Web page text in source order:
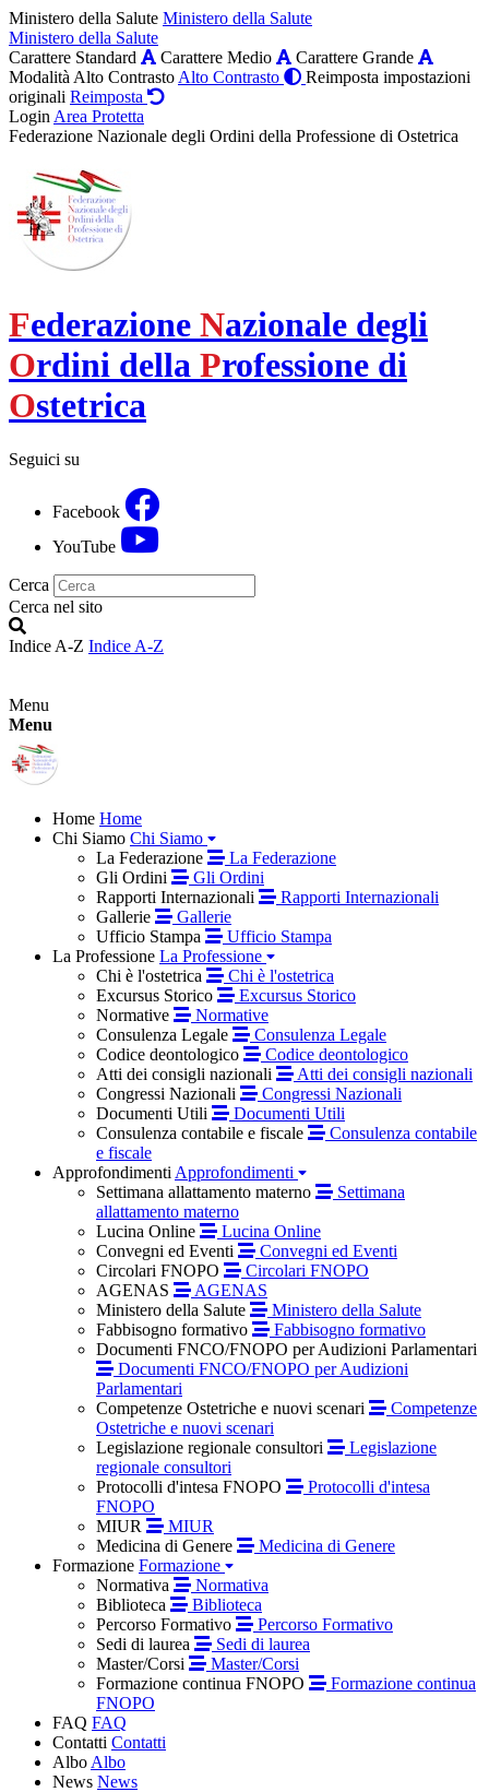
Ministero della Salute Ministero della Salute
Ministero della Salute
Carattere Standard
Carattere Medio
Carattere Grande
Modalità Alto Contrasto Alto Contrasto
Reimposta impostazioni
originali Reimposta
Login Area Protetta
Federazione Nazionale degli Ordini della Professione di Ostetrica
Federazione Nazionale degli
Ordini della Professione di
Ostetrica
Seguici su
Facebook
YouTube
Cerca
Cerca nel sito
Indice A-Z Indice A-Z
Menu
Menu
Home Home
Chi Siamo Chi Siamo
La Federazione
La Federazione
Gli Ordini
Gli Ordini
Rapporti Internazionali
Rapporti Internazionali
Gallerie
Gallerie
Ufficio Stampa
Ufficio Stampa
La Professione La Professione
Chi è l'ostetrica
Chi è l'ostetrica
Excursus Storico
Excursus Storico
Normative
Normative
Consulenza Legale
Consulenza Legale
Codice deontologico
Codice deontologico
Atti dei consigli nazionali
Atti dei consigli nazionali
Congressi Nazionali
Congressi Nazionali
Documenti Utili
Documenti Utili
Consulenza contabile e fiscale
Consulenza contabile
e fiscale
Approfondimenti Approfondimenti
Settimana allattamento materno
Settimana
allattamento materno
Lucina Online
Lucina Online
Convegni ed Eventi
Convegni ed Eventi
Circolari FNOPO
Circolari FNOPO
AGENAS
AGENAS
Ministero della Salute
Ministero della Salute
Fabbisogno formativo
Fabbisogno formativo
Documenti FNCO/FNOPO per Audizioni Parlamentari
Documenti FNCO/FNOPO per Audizioni
Parlamentari
Competenze Ostetriche e nuovi scenari
Competenze
Ostetriche e nuovi scenari
Legislazione regionale consultori
Legislazione
regionale consultori
Protocolli d'intesa FNOPO
Protocolli d'intesa
FNOPO
MIUR
MIUR
Medicina di Genere
Medicina di Genere
Formazione Formazione
Normativa
Normativa
Biblioteca
Biblioteca
Percorso Formativo
Percorso Formativo
Sedi di laurea
Sedi di laurea
Master/Corsi
Master/Corsi
Formazione continua FNOPO
Formazione continua
FNOPO
FAQ FAQ
Contatti Contatti
Albo Albo
News News